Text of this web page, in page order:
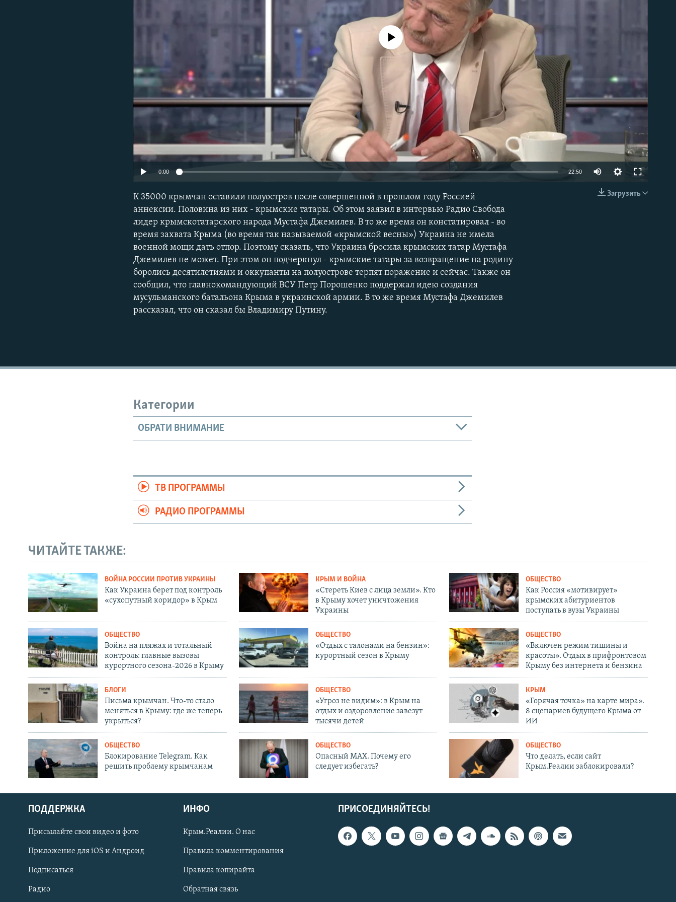
Українською
Qırımtatar
ПРИСОЕДИНЯЙТЕСЬ!
EMBED
No media source currently available
0:00 22:50
Загрузить
К 35000 крымчан оставили полуостров после совершенной в прошлом году Россией
аннексии. Половина из них - крымские татары. Об этом заявил в интервью Радио Свобода
лидер крымскотатарского народа Мустафа Джемилев. В то же время он констатировал - во
время захвата Крыма (во время так называемой «крымской весны») Украина не имела
военной мощи дать отпор. Поэтому сказать, что Украина бросила крымских татар Мустафа
Джемилев не может. При этом он подчеркнул - крымские татары за возвращение на родину
боролись десятилетиями и оккупанты на полуострове терпят поражение и сейчас. Также он
сообщил, что главнокомандующий ВСУ Петр Порошенко поддержал идею создания
мусульманского батальона Крыма в украинской армии. В то же время Мустафа Джемилев
рассказал, что он сказал бы Владимиру Путину.
Категории
ОБРАТИ ВНИМАНИЕ
ТВ ПРОГРАММЫ
РАДИО ПРОГРАММЫ
ЧИТАЙТЕ ТАКЖЕ:
ВОЙНА РОССИИ ПРОТИВ УКРАИНЫ
Как Украина берет под контроль
«сухопутный коридор» в Крым
КРЫМ И ВОЙНА
«Стереть Киев с лица земли». Кто
в Крыму хочет уничтожения
Украины
ОБЩЕСТВО
Как Россия «мотивирует»
крымских абитуриентов
поступать в вузы Украины
ОБЩЕСТВО
Война на пляжах и тотальный
контроль: главные вызовы
курортного сезона-2026 в Крыму
ОБЩЕСТВО
«Отдых с талонами на бензин»:
курортный сезон в Крыму
ОБЩЕСТВО
«Включен режим тишины и
красоты». Отдых в прифронтовом
Крыму без интернета и бензина
БЛОГИ
Письма крымчан. Что-то стало
меняться в Крыму: где же теперь
укрыться?
ОБЩЕСТВО
«Угроз не видим»: в Крым на
отдых и оздоровление завезут
тысячи детей
КРЫМ
«Горячая точка» на карте мира».
8 сценариев будущего Крыма от
ИИ
ОБЩЕСТВО
Блокирование Telegram. Как
решить проблему крымчанам
ОБЩЕСТВО
Опасный MAX. Почему его
следует избегать?
ОБЩЕСТВО
Что делать, если сайт
Крым.Реалии заблокировали?
ПРИСОЕДИНЯЙТЕСЬ!
ПОДДЕРЖКА
Присылайте свои видео и фото
Приложение для iOS и Андроид
Подписаться
Радио
ИНФО
Крым.Реалии. О нас
Правила комментирования
Правила копирайта
Обратная связь